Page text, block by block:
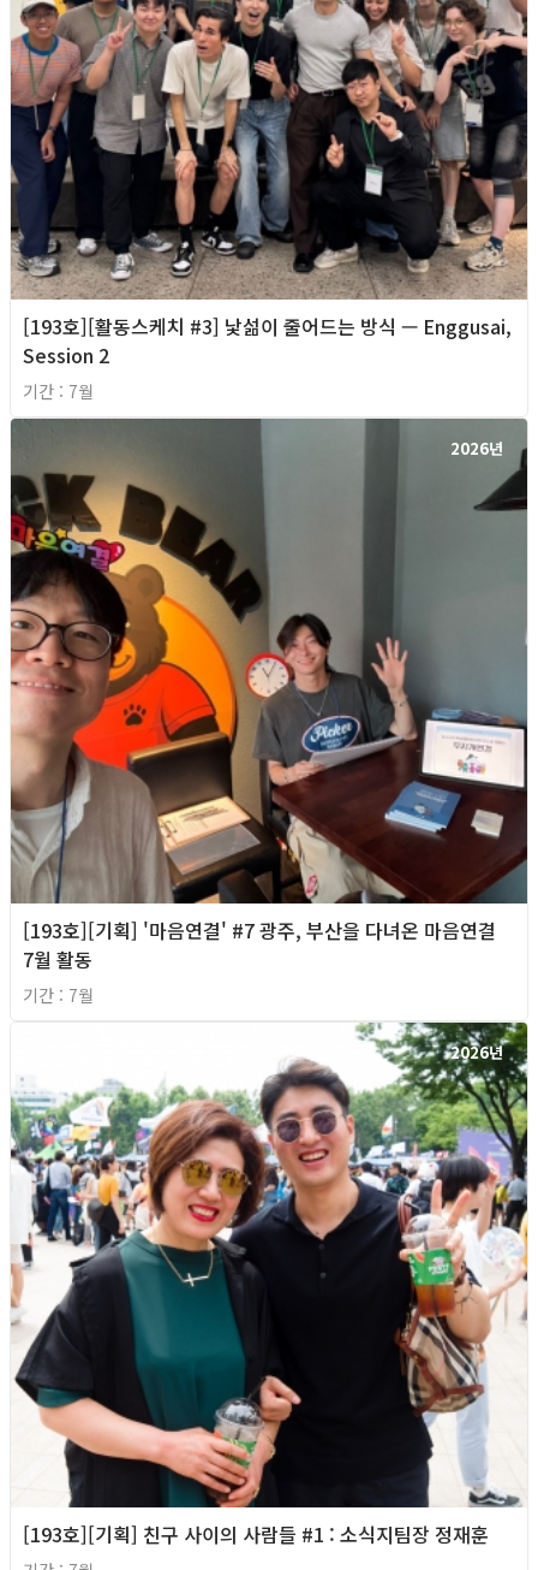
[193호][활동스케치 #3] 낯섦이 줄어드는 방식 — Enggusai,
Session 2
기간 : 7월
2026년
[193호][기획] '마음연결' #7 광주, 부산을 다녀온 마음연결
7월 활동
기간 : 7월
2026년
[193호][기획] 친구 사이의 사람들 #1 : 소식지팀장 정재훈